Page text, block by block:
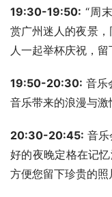
19:30-19:50: “周
赏广州迷人的夜景
人一起举杯庆祝，留
19:50-20:30: 音乐
音乐带来的浪漫与激
20:30-20:45: 音乐
好的夜晚定格在记
方便您留下珍贵的照